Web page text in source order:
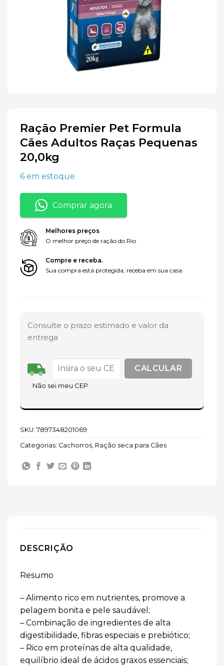
Ração Premier Pet Formula
Cães Adultos Raças Pequenas
20,0kg
6 em estoque
Comprar agora
Melhores preços
O melhor preço de ração do Rio
Compre e receba.
Sua compra está protegida, receba em sua casa.
Consulte o prazo estimado e valor da
entrega
Não sei meu CEP
SKU: 7897348201069
Categorias: Cachorros Ração seca para Cães
DESCRIÇÃO
Resumo
– Alimento rico em nutrientes, promove a
pelagem bonita e pele saudável;
– Combinação de ingredientes de alta
digestibilidade, fibras especiais e prebiótico;
– Rico em proteínas de alta qualidade,
equilíbrio ideal de ácidos graxos essenciais;